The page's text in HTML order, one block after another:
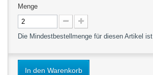
Menge
Die Mindestbestellmenge für diesen Artikel ist
In den Warenkorb